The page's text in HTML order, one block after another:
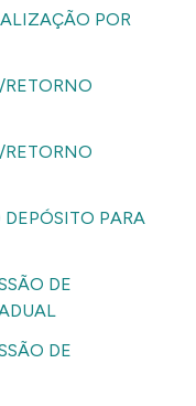
POR
RETORNO
RETORNO
PARA
DE
DE